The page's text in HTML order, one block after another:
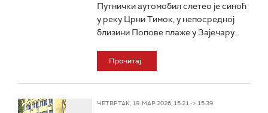
Путнички аутомобил слетео је синоћ
у реку Црни Тимок, у непосредној
близини Попове плаже у Зајечару...
Прочитај
ЧЕТВРТАК, 19. МАР 2026, 15:21 -> 15:39